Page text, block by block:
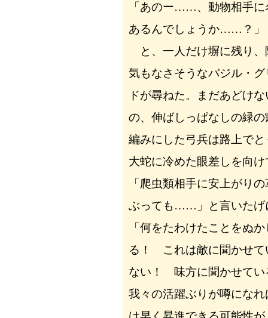
「あのー……、動物相手に
あるんでしょうか……？」
と、一人だけ塀に残り、
気もなさそうなバジル・
ドが尋ねた。まだあどけ
の、伸ばしっぱなしの緑
編みにした弓兵は路上で
大蛇に冷めた眼差しを向
「爬虫類相手に安上がり
ぶっても……」と言いたげ
「何をたわけたことをぬ
る！ これは敵に聞かせて
ない！ 味方に聞かせて
我々の活躍ぶりが噂にな